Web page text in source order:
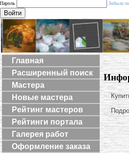
Пароль
Забыли
Войти
Главная
Расширенный поиск
Мастера
Новые мастера
Рейтинг мастеров
Рейтинги портала
Галерея работ
Оформление заказа